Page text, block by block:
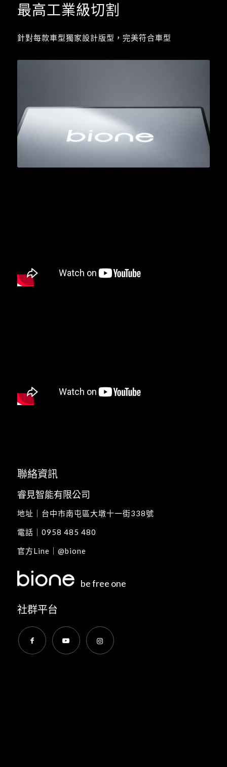
最高工業級切割
針對每款車型獨家設計版型，完美符合車型
聯絡資訊
睿見智能有限公司
地址｜ 台中市南屯區大墩十一街338號
電話｜ 0958 485 480
官方Line｜ @bione
be free one
社群平台